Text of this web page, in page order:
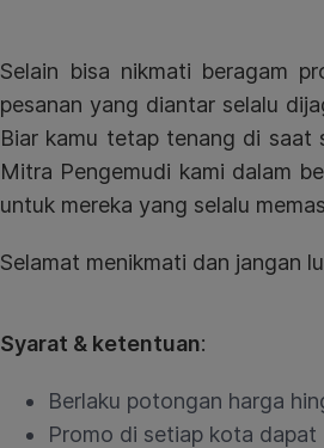
Selain bisa nikmati beragam
pesanan yang diantar selalu
Biar kamu tetap tenang di saat
Mitra Pengemudi kami dalam
untuk mereka yang selalu
Selamat menikmati dan jangan
Syarat & ketentuan:
Berlaku potongan harga
Promo di setiap kota dapat